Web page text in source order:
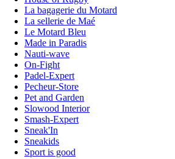
La bagagerie du Motard
La sellerie de Maé
Le Motard Bleu
Made in Paradis
Nauti-wave
On-Fight
Padel-Expert
Pecheur-Store
Pet and Garden
Slowood Interior
Smash-Expert
Sneak'In
Sneakids
Sport is good